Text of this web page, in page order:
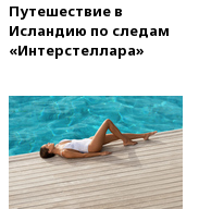
вчера,
вчера,
при
вчера,
Путешествие в
Исландию по следам
«Интерстеллара»